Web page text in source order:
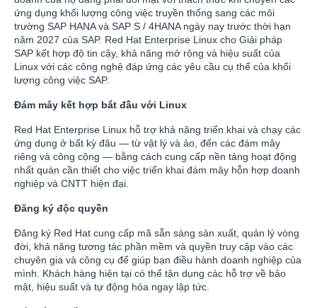
ứng dụng khối lượng công việc truyền thống sang các môi
trường SAP HANA và SAP S / 4HANA ngày nay trước thời hạn
năm 2027 của SAP. Red Hat Enterprise Linux cho Giải pháp
SAP kết hợp độ tin cậy, khả năng mở rộng và hiệu suất của
Linux với các công nghệ đáp ứng các yêu cầu cụ thể của khối
lượng công việc SAP.
Đám mây kết hợp bắt đầu với Linux
Red Hat Enterprise Linux hỗ trợ khả năng triển khai và chạy các
ứng dụng ở bất kỳ đâu — từ vật lý và ảo, đến các đám mây
riêng và công cộng — bằng cách cung cấp nền tảng hoạt động
nhất quán cần thiết cho việc triển khai đám mây hỗn hợp doanh
nghiệp và CNTT hiện đại.
Đăng ký độc quyền
Đăng ký Red Hat cung cấp mã sẵn sàng sản xuất, quản lý vòng
đời, khả năng tương tác phần mềm và quyền truy cập vào các
chuyên gia và công cụ để giúp bạn điều hành doanh nghiệp của
mình. Khách hàng hiện tại có thể tận dụng các hỗ trợ về bảo
mật, hiệu suất và tự động hóa ngay lập tức.